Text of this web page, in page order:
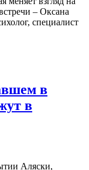
– Оксана
специалист
в
в